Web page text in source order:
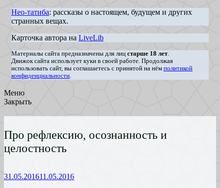
Нео-татиба: рассказы о настоящем, будущем и других
странных вещах.
Карточка автора на LiveLib
Материалы сайта предназначены для лиц старше 18 лет.
Движок сайта использует куки в своей работе. Продолжая
использовать сайт, вы соглашаетесь с принятой на нём политикой
конфиденциальности.
Меню
Закрыть
Про рефлексию, осознанность и
целостность
31.05.201611.05.2016